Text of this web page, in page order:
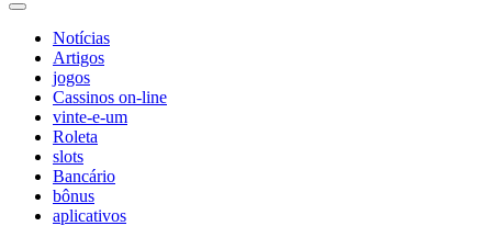
Notícias
Artigos
jogos
Cassinos on-line
vinte-e-um
Roleta
slots
Bancário
bônus
aplicativos